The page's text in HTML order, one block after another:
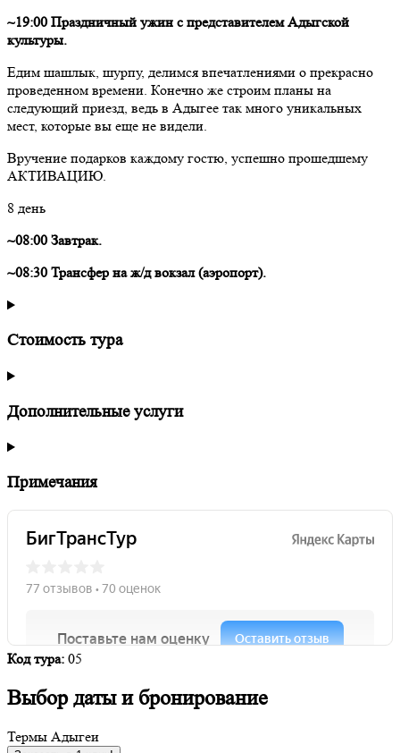
~19:00 Праздничный ужин с представителем Адыгской
культуры.
Едим шашлык, шурпу, делимся впечатлениями о прекрасно
проведенном времени. Конечно же строим планы на
следующий приезд, ведь в Адыгее так много уникальных
мест, которые вы еще не видели.
Вручение подарков каждому гостю, успешно прошедшему
АКТИВАЦИЮ.
8 день
~08:00 Завтрак.
~08:30 Трансфер на ж/д вокзал (аэропорт).
Стоимость тура
Дополнительные услуги
Примечания
Код тура: 05
Выбор даты и бронирование
Термы Адыгеи